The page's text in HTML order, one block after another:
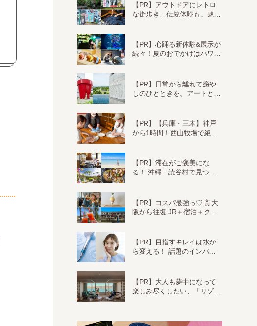
【PR】アウトドアにレトロ
な街歩き、伝統体験も。魅…
【PR】心踊る新体験&展示が
続々！夏のおでかけはパワ…
【PR】日常から離れて癒や
しのひとときを。アートと…
【PR】【兵庫・三木】神戸
から1時間！西山牧場で絶…
【PR】滞在がご褒美にな
る！ 沖縄・読谷村で見つ…
【PR】コスパ最強っ♡ 新大
阪から往復 JR＋宿泊＋ク…
【PR】目指すキレイは水か
ら変える！ 話題のインバ…
【PR】大人も夢中になって
楽しみ尽くしたい、「リゾ…